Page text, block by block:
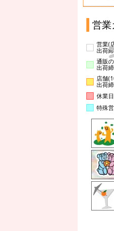
営
営業(
出荷
通販
出荷
店舗
出荷
休業
特殊